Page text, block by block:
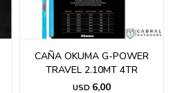
CAÑA OKUMA G-POWER
TRAVEL 2.10MT 4TR
USD 6,00